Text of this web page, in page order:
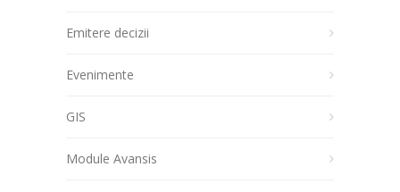
Emitere decizii
Evenimente
GIS
Module Avansis